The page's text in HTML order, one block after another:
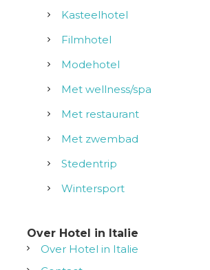
Kasteelhotel
Filmhotel
Modehotel
Met wellness/spa
Met restaurant
Met zwembad
Stedentrip
Wintersport
Over Hotel in Italie
Over Hotel in Italie